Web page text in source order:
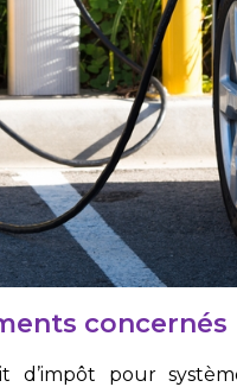
concernés
d’impôt pour